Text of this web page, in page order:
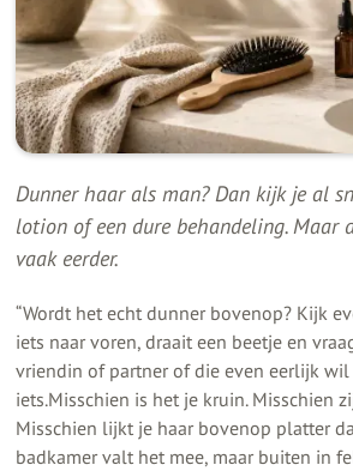
Dunner haar als man? Dan kijk je al
lotion of een dure behandeling. Maar
vaak eerder.
“Wordt het echt dunner bovenop? Kijk
iets naar voren, draait een beetje en
vriendin of partner of die even eerlijk
iets.Misschien is het je kruin. Misschien
Misschien lijkt je haar bovenop platter
badkamer valt het mee, maar buiten in